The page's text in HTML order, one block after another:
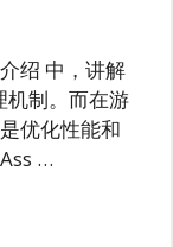
绍 中，讲解
制。而在游
优化性能和
…